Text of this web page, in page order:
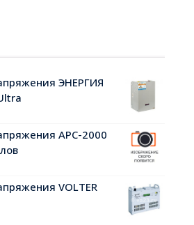
ЭНЕРГИЯ
АРС-2000
VOLTER